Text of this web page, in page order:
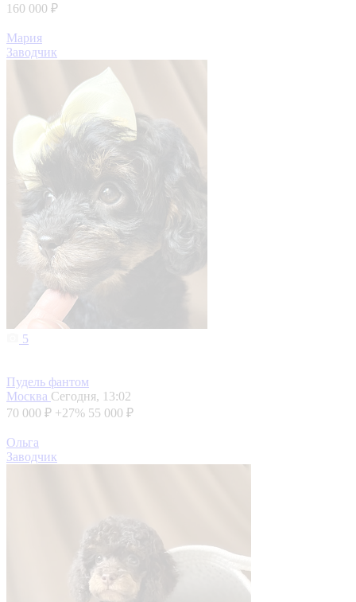
160 000 ₽
Мария
Заводчик
5
Пудель фантом
Москва Сегодня, 13:02
70 000 ₽ +27% 55 000 ₽
Ольга
Заводчик